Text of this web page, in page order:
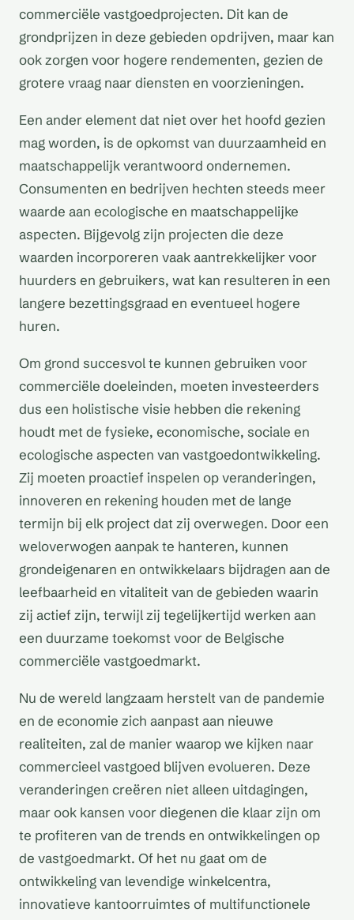
commerciële vastgoedprojecten. Dit kan de
grondprijzen in deze gebieden opdrijven, maar kan
ook zorgen voor hogere rendementen, gezien de
grotere vraag naar diensten en voorzieningen.
Een ander element dat niet over het hoofd gezien
mag worden, is de opkomst van duurzaamheid en
maatschappelijk verantwoord ondernemen.
Consumenten en bedrijven hechten steeds meer
waarde aan ecologische en maatschappelijke
aspecten. Bijgevolg zijn projecten die deze
waarden incorporeren vaak aantrekkelijker voor
huurders en gebruikers, wat kan resulteren in een
langere bezettingsgraad en eventueel hogere
huren.
Om grond succesvol te kunnen gebruiken voor
commerciële doeleinden, moeten investeerders
dus een holistische visie hebben die rekening
houdt met de fysieke, economische, sociale en
ecologische aspecten van vastgoedontwikkeling.
Zij moeten proactief inspelen op veranderingen,
innoveren en rekening houden met de lange
termijn bij elk project dat zij overwegen. Door een
weloverwogen aanpak te hanteren, kunnen
grondeigenaren en ontwikkelaars bijdragen aan de
leefbaarheid en vitaliteit van de gebieden waarin
zij actief zijn, terwijl zij tegelijkertijd werken aan
een duurzame toekomst voor de Belgische
commerciële vastgoedmarkt.
Nu de wereld langzaam herstelt van de pandemie
en de economie zich aanpast aan nieuwe
realiteiten, zal de manier waarop we kijken naar
commercieel vastgoed blijven evolueren. Deze
veranderingen creëren niet alleen uitdagingen,
maar ook kansen voor diegenen die klaar zijn om
te profiteren van de trends en ontwikkelingen op
de vastgoedmarkt. Of het nu gaat om de
ontwikkeling van levendige winkelcentra,
innovatieve kantoorruimtes of multifunctionele